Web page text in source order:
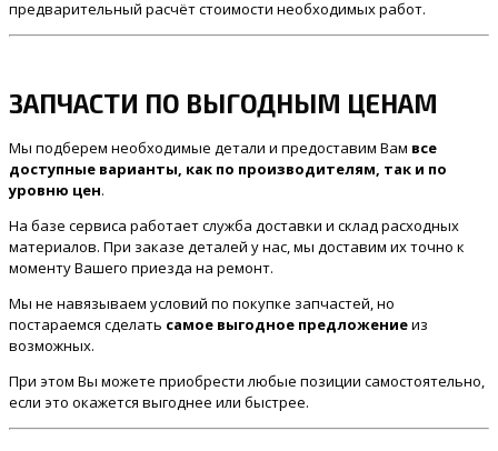
предварительный расчёт стоимости необходимых работ.
ЗАПЧАСТИ ПО ВЫГОДНЫМ ЦЕНАМ
Мы подберем необходимые детали и предоставим Вам все
доступные варианты, как по производителям, так и по
уровню цен.
На базе сервиса работает служба доставки и склад расходных
материалов. При заказе деталей у нас, мы доставим их точно к
моменту Вашего приезда на ремонт.
Мы не навязываем условий по покупке запчастей, но
постараемся сделать самое выгодное предложениеиз
возможных.
При этом Вы можете приобрести любые позиции самостоятельно,
если это окажется выгоднее или быстрее.